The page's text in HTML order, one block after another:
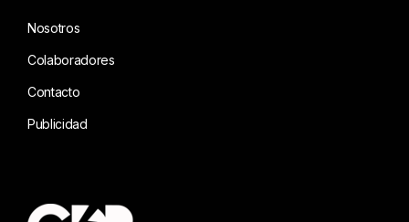
Nosotros
Colaboradores
Contacto
Publicidad